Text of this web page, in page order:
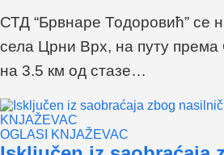
СТД “Брвнаре Тодоровић” се
села Црни Врх, на путу према
на 3.5 км од стазе…
OGLASI KNJAŽEVAC